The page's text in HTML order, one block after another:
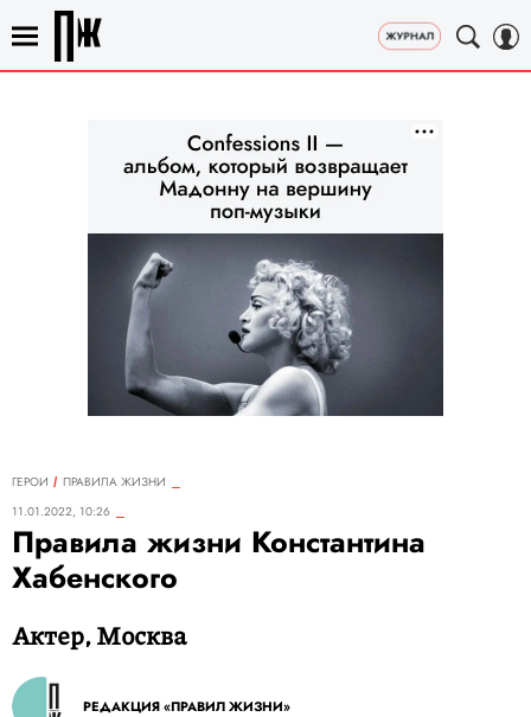
ГЕРОИ
ПРАВИЛА ЖИЗНИ
11.01.2022, 10:26
Правила жизни Константина
Хабенского
Актер, Москва
РЕДАКЦИЯ «ПРАВИЛ ЖИЗНИ»